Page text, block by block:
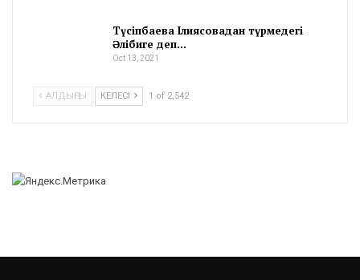
Түсіпбаева Ілиясовадан түрмедегі
Әлібиге деп…
Oct 13, 2021
АЛДЫҢҒЫ КЕЛЕСІ 1 of 2,542